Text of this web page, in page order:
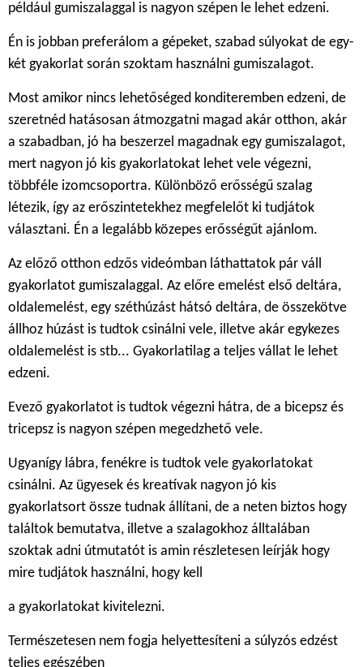
például gumiszalaggal is nagyon szépen le lehet edzeni.
Én is jobban preferálom a gépeket, szabad súlyokat de egy-
két gyakorlat során szoktam használni gumiszalagot.
Most amikor nincs lehetőséged konditeremben edzeni, de
szeretnéd hatásosan átmozgatni magad akár otthon, akár
a szabadban, jó ha beszerzel magadnak egy gumiszalagot,
mert nagyon jó kis gyakorlatokat lehet vele végezni,
többféle izomcsoportra. Különböző erősségű szalag
létezik, így az erőszintetekhez megfelelőt ki tudjátok
választani. Én a legalább közepes erősségűt ajánlom.
Az előző otthon edzős videómban láthattatok pár váll
gyakorlatot gumiszalaggal. Az előre emelést első deltára,
oldalemelést, egy széthúzást hátsó deltára, de összekötve
állhoz húzást is tudtok csinálni vele, illetve akár egykezes
oldalemelést is stb... Gyakorlatilag a teljes vállat le lehet
edzeni.
Evező gyakorlatot is tudtok végezni hátra, de a bicepsz és
tricepsz is nagyon szépen megedzhető vele.
Ugyanígy lábra, fenékre is tudtok vele gyakorlatokat
csinálni. Az ügyesek és kreatívak nagyon jó kis
gyakorlatsort össze tudnak állítani, de a neten biztos hogy
találtok bemutatva, illetve a szalagokhoz álltalában
szoktak adni útmutatót is amin részletesen leírják hogy
mire tudjátok használni, hogy kell
a gyakorlatokat kivitelezni.
Természetesen nem fogja helyettesíteni a súlyzós edzést
teljes egészében